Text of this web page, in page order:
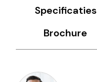
Specificaties
Brochure